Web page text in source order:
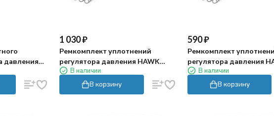
давления
1 030₽
Ремкомплект уплотнений
регулятора давления HAWK
VBR/VBRS
В наличии
В корзину
590₽
Ремкомплект
регулятора давления
VBR/VBXL
В наличии
В корзину